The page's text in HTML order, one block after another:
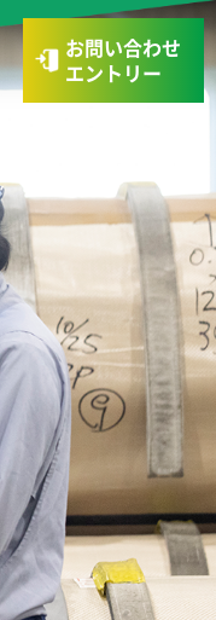
お問い合わせ
エントリー